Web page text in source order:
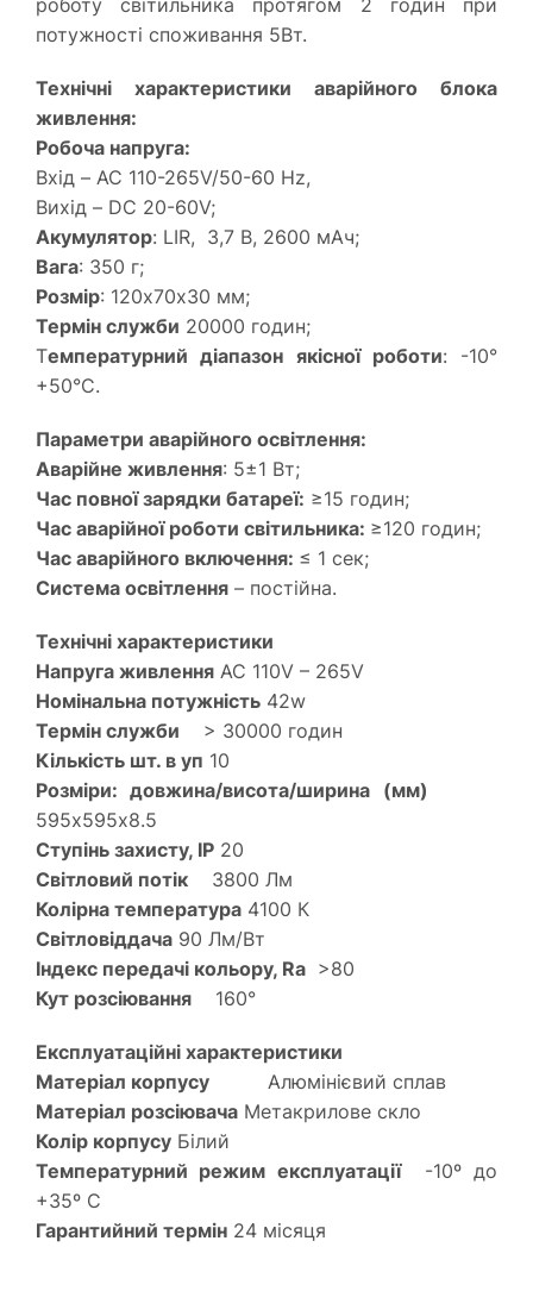
роботу світильника протягом 2 годин при
потужності споживання 5Вт.
Технічні характеристики аварійного блока
живлення:
Робоча напруга:
Вхід – AC 110-265V/50-60 Hz,
Вихід – DC 20-60V;
Акумулятор: LIR, 3,7 В, 2600 мАч;
Вага: 350 г;
Розмір: 120х70х30 мм;
Термін служби 20000 годин;
Температурний діапазон якісної роботи: -10°
+50°С.
Параметри аварійного освітлення:
Аварійне живлення: 5±1 Вт;
Час повної зарядки батареї: ≥15 годин;
Час аварійної роботи світильника: ≥120 годин;
Час аварійного включення: ≤ 1 сек;
Система освітлення – постійна.
Технічні характеристики
Напруга живлення AC 110V – 265V
Номінальна потужність 42w
Термін служби > 30000 годин
Кількість шт. в уп 10
Розміри: довжина/висота/ширина (мм)
595х595х8.5
Ступінь захисту, IP 20
Світловий потік 3800 Лм
Колірна температура 4100 К
Світловіддача 90 Лм/Вт
Індекс передачі кольору, Ra >80
Кут розсіювання 160°
Експлуатаційні характеристики
Матеріал корпусу
Алюмінієвий сплав
Матеріал розсіювача Метакрилове скло
Колір корпусу Білий
Температурний режим експлуатації
-10º до
+35º С
Гарантийний термін 24 місяця